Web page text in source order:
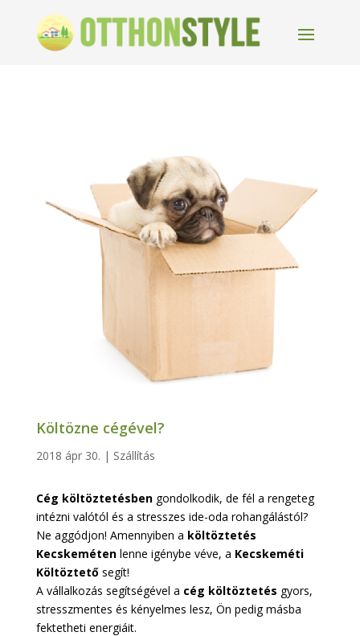
Költözne cégével?
2018 ápr 30. | Szállítás
Cég költöztetésbengondolkodik, de fél a rengeteg
intézni valótól és a stresszes ide-oda rohangálástól?
Ne aggódjon! Amennyiben a költöztetés
Kecskemétenlenne igénybe véve, a Kecskeméti
Költöztetősegít!
A vállalkozás segítségével a cég költöztetés gyors,
stresszmentes és kényelmes lesz, Ön pedig másba
fektetheti energiáit.